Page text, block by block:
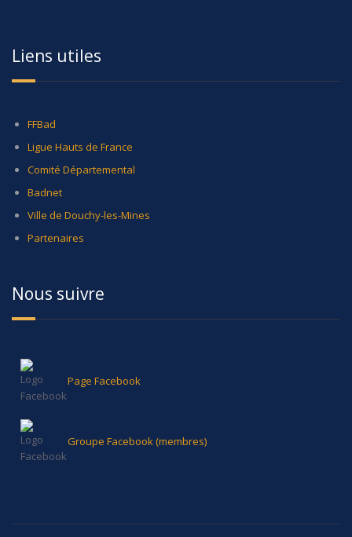
Liens utiles
FFBad
Ligue Hauts de France
Comité Départemental
Badnet
Ville de Douchy-les-Mines
Partenaires
Nous suivre
Page Facebook
Groupe Facebook (membres)